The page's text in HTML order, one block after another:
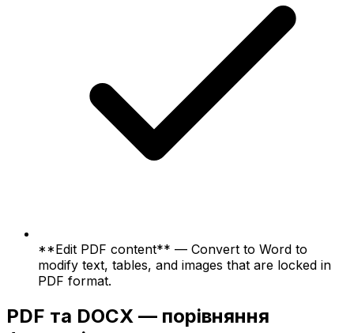
**Edit PDF content** — Convert to Word to
modify text, tables, and images that are locked in
PDF format.
PDF та DOCX — порівняння